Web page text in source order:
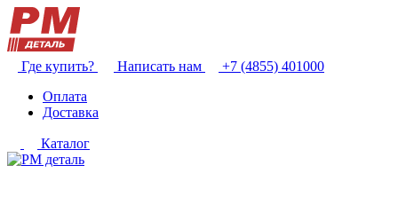
Где купить? Написать нам
+7 (4855) 401000
Оплата
Доставка
Каталог